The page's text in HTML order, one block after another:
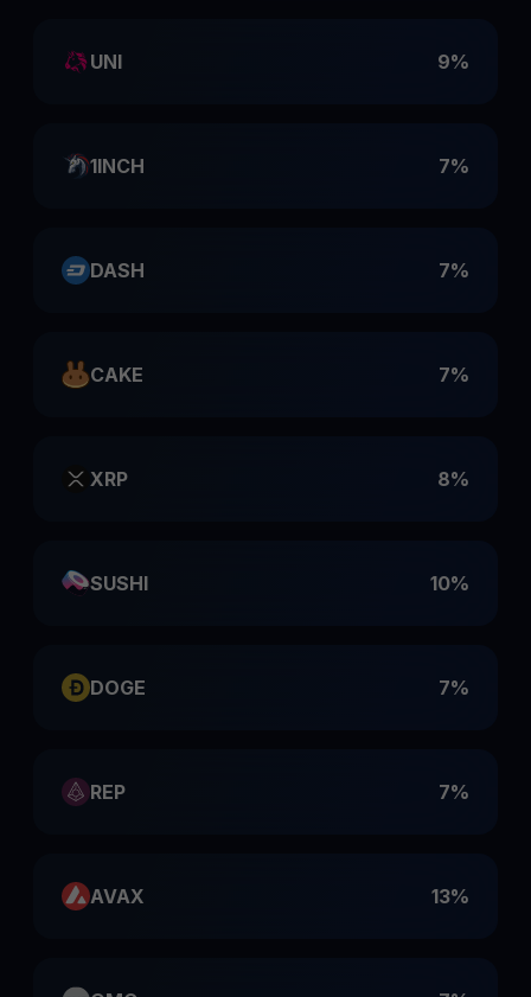
UNI 9%
1INCH 7%
DASH 7%
CAKE 7%
XRP 8%
SUSHI 10%
DOGE 7%
REP 7%
AVAX 13%